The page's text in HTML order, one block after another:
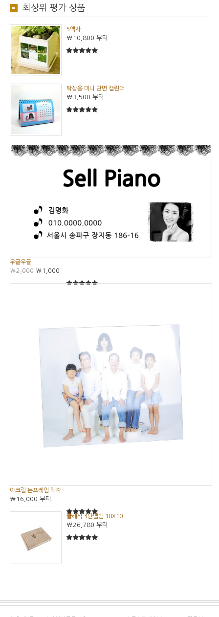
최상위 평가 상품
5액자
₩10,800 부터
탁상용 미니 단면 캘린더
₩3,500 부터
우글우글
₩2,000 ₩1,000
아크릴 논프레임 액자
55중에서
₩16,000 부터
클래식 3단앨범 10X10
₩26,780 부터